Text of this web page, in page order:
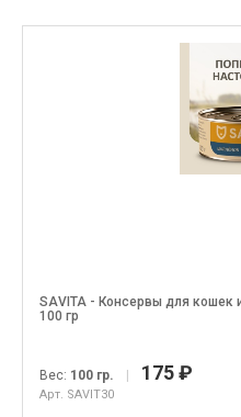
SAVITA - Консервы для кошек
100 гр
Вес: 100 гр. | 175 ₽
Арт. SAVIT30